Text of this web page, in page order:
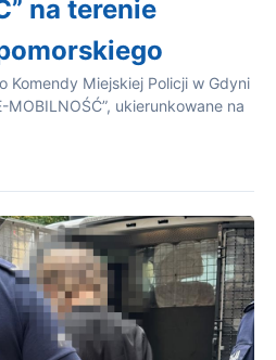
na terenie
Komendy Miejskiej Policji w Gdyni
MOBILNOŚĆ”, ukierunkowane na